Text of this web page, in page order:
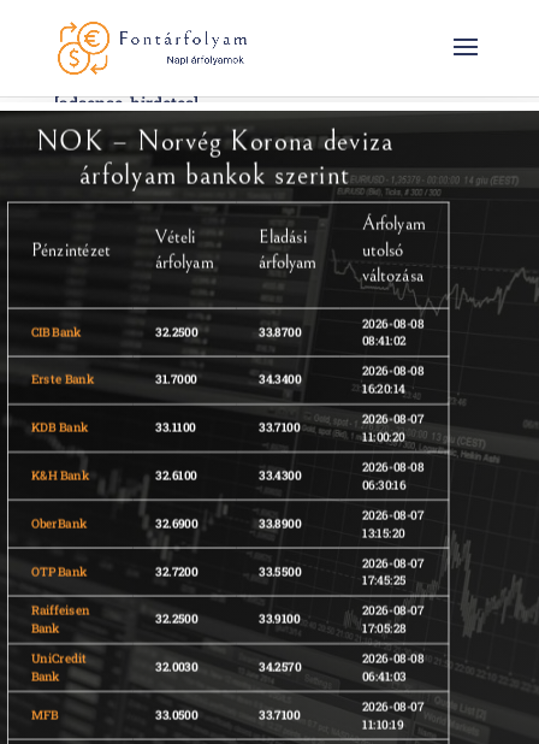
[adsense-hirdetes]
NOK – Norvég Korona deviza
árfolyam bankok szerint
Pénzintézet
Vételi
árfolyam
Eladási
árfolyam
Árfolyam
utolsó
változása
CIB Bank 32.2500 33.8700
2026-08-08
08:41:02
Erste Bank 31.7000 34.3400 2026-08-08
16:20:14
KDB Bank 33.1100 33.7100
2026-08-07
11:00:20
K&H Bank 32.6100 33.4300 2026-08-08
06:30:16
OberBank 32.6900 33.8900 2026-08-07
13:15:20
OTP Bank 32.7200 33.5500 2026-08-07
17:45:25
Raiffeisen
Bank
32.2500 33.9100
2026-08-07
17:05:28
UniCredit
Bank
32.0030 34.2570 2026-08-08
06:41:03
MFB 33.0500 33.7100 2026-08-07
11:10:19